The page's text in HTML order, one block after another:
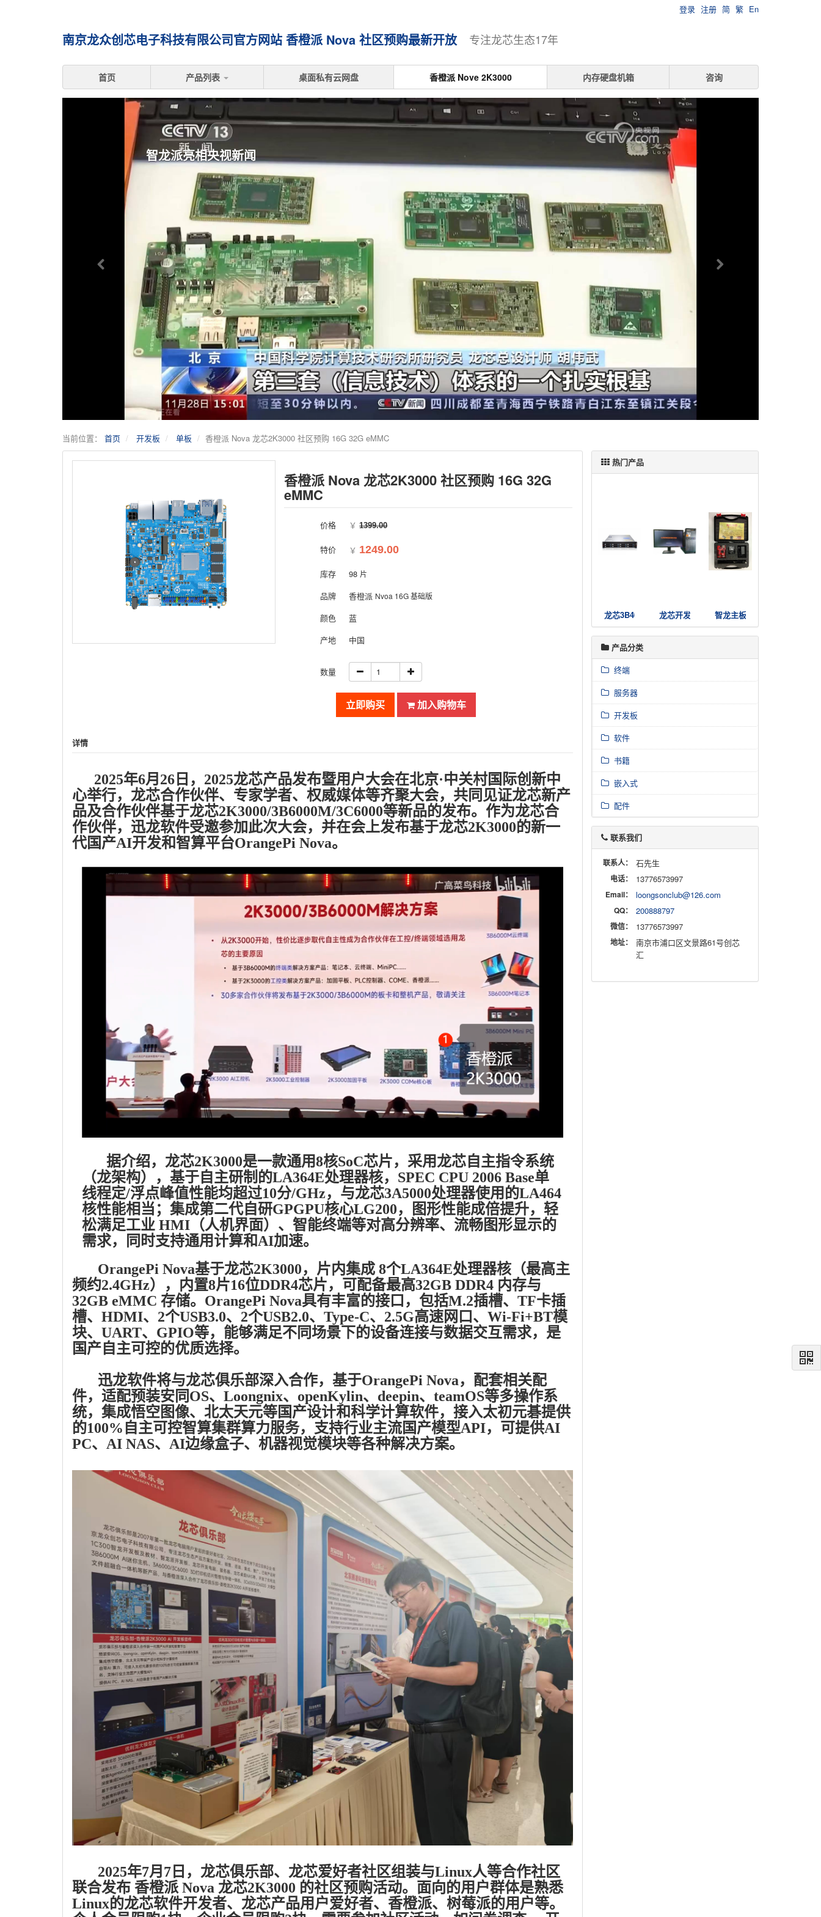
登录 注册 简 繁 En
南京龙众创芯电子科技有限公司官方网站 香橙派 Nova 社区预购最新开放 专注龙芯生态17年
首页 产品列表 桌面私有云网盘 香橙派 Nove 2K3000 内存硬盘机箱 咨询
智龙派亮相央视新闻
当前位置： 首页 开发板 单板 香橙派 Nova 龙芯2K3000 社区预购 16G 32G eMMC
香橙派 Nova 龙芯2K3000 社区预购 16G 32G
eMMC
价格 ￥ 1399.00
特价 ￥ 1249.00
库存 98 片
品牌 香橙派 Nvoa 16G 基础版
颜色
蓝
产地
中国
数量
立即购买 加入购物车
详情
2025年6月26日，2025龙芯产品发布暨用户大会在北京·中关村国际创新中
心举行，龙芯合作伙伴、专家学者、权威媒体等齐聚大会，共同见证龙芯新产
品及合作伙伴基于龙芯2K3000/3B6000M/3C6000等新品的发布。作为龙芯合
作伙伴，迅龙软件受邀参加此次大会，并在会上发布基于龙芯2K3000的新一
代国产AI开发和智算平台OrangePi Nova。
据介绍，龙芯2K3000是一款通用8核SoC芯片，采用龙芯自主指令系统
（龙架构），基于自主研制的LA364E处理器核，SPEC CPU 2006 Base单
线程定/浮点峰值性能均超过10分/GHz，与龙芯3A5000处理器使用的LA464
核性能相当；集成第二代自研GPGPU核心LG200，图形性能成倍提升，轻
松满足工业 HMI（人机界面）、智能终端等对高分辨率、流畅图形显示的
需求，同时支持通用计算和AI加速。
OrangePi Nova基于龙芯2K3000，片内集成 8个LA364E处理器核（最高主
频约2.4GHz），内置8片16位DDR4芯片，可配备最高32GB DDR4 内存与
32GB eMMC 存储。OrangePi Nova具有丰富的接口，包括M.2插槽、TF卡插
槽、HDMI、2个USB3.0、2个USB2.0、Type-C、2.5G高速网口、Wi-Fi+BT模
块、UART、GPIO等，能够满足不同场景下的设备连接与数据交互需求，是
国产自主可控的优质选择。
迅龙软件将与龙芯俱乐部深入合作，基于OrangePi Nova，配套相关配
件，适配预装安同OS、Loongnix、openKylin、deepin、teamOS等多操作系
统，集成悟空图像、北太天元等国产设计和科学计算软件，接入太初元碁提供
的100%自主可控智算集群算力服务，支持行业主流国产模型API，可提供AI
PC、AI NAS、AI边缘盒子、机器视觉模块等各种解决方案。
2025年7月7日，龙芯俱乐部、龙芯爱好者社区组装与Linux人等合作社区
联合发布 香橙派 Nova 龙芯2K3000 的社区预购活动。面向的用户群体是熟悉
Linux的龙芯软件开发者、龙芯产品用户爱好者、香橙派、树莓派的用户等。
热门产品
龙芯3B4000国产高可用服务器集群
龙芯开发者电脑3A4000
智龙主板套件
产品分类
终端
服务器
开发板
软件
书籍
嵌入式
配件
联系我们
联系人： 石先生
电话： 13776573997
Email： loongsonclub@126.com
QQ： 200888797
微信： 13776573997
地址：
南京市浦口区文景路61号创芯
汇